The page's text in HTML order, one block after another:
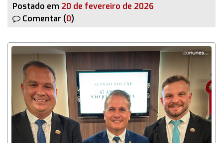
Postado em 20 de fevereiro de 2026
Comentar (0)